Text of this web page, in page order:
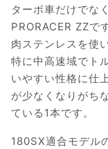
ターボ車だけでな
PRORACER ZZで
肉ステンレスを使
特に中高速域でト
いやすい性格に仕
が少なくなりがち
ている1本です。
180SX適合モデル